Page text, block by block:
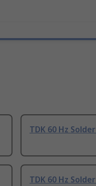
TDK 60 Hz
TDK 60 Hz